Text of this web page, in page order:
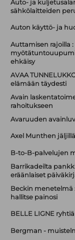
Auto- ja
sähkölaitteiden
Auton käyttö- ja
Auttamisen rajoilla :
ehkäisy
AVAA
elämään täydesti
Avain
rahoitukseen
Avaruuden
Axel Munthen jäljillä
B-to-B-palvelujen
Barrikadeilta
eräänlaiset
Beckin menetelmä
hallitse painosi
BELLE LIGNE
Bergman -